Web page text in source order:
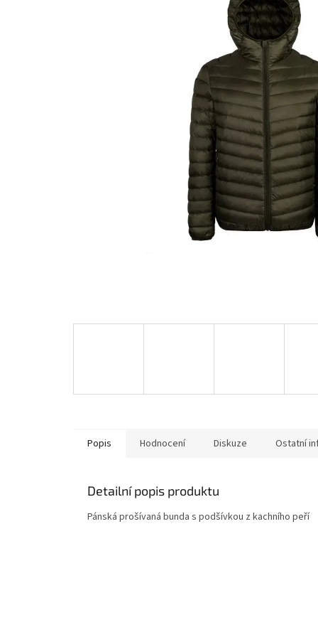
Popis Hodnocení Diskuze Ostatní
Detailní popis produktu
Pánská prošívaná bunda s podšívkou z kachního peří